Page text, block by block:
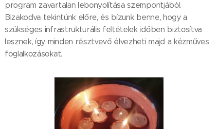
program zavartalan lebonyolítása szempontjából.
Bizakodva tekintünk előre, és bízunk benne, hogy a
szükséges infrastrukturális feltételek időben biztosítva
lesznek, így minden résztvevő élvezheti majd a kézműves
foglalkozásokat.